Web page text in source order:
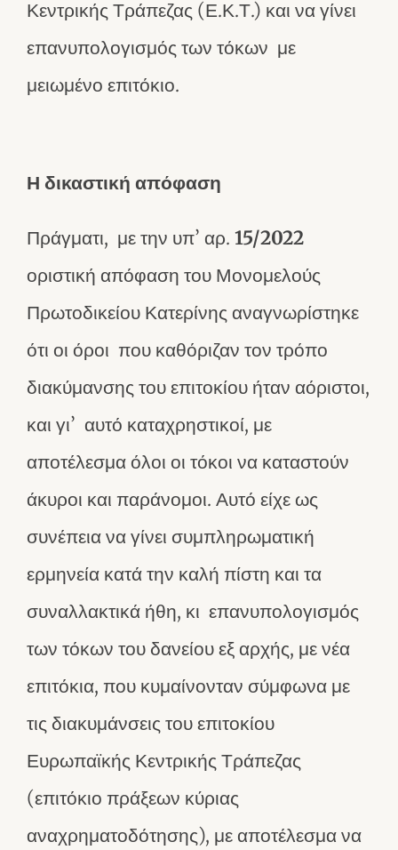
Κεντρικής Τράπεζας (Ε.Κ.Τ.) και να γίνει
επανυπολογισμός των τόκων με
μειωμένο επιτόκιο.
Η δικαστική απόφαση
Πράγματι, με την υπ’ αρ. 15/2022
οριστική απόφαση του Μονομελούς
Πρωτοδικείου Κατερίνης αναγνωρίστηκε
ότι οι όροι που καθόριζαν τον τρόπο
διακύμανσης του επιτοκίου ήταν αόριστοι,
και γι’ αυτό καταχρηστικοί, με
αποτέλεσμα όλοι οι τόκοι να καταστούν
άκυροι και παράνομοι. Αυτό είχε ως
συνέπεια να γίνει συμπληρωματική
ερμηνεία κατά την καλή πίστη και τα
συναλλακτικά ήθη, κι επανυπολογισμός
των τόκων του δανείου εξ αρχής, με νέα
επιτόκια, που κυμαίνονταν σύμφωνα με
τις διακυμάνσεις του επιτοκίου
Ευρωπαϊκής Κεντρικής Τράπεζας
(επιτόκιο πράξεων κύριας
αναχρηματοδότησης), με αποτέλεσμα να